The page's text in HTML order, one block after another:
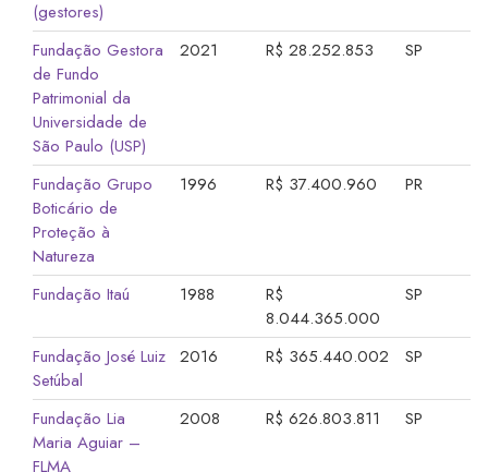
(gestores)
Fundação Gestora
de Fundo
Patrimonial da
Universidade de
São Paulo (USP)
2021 R$ 28.252.853 SP
Fundação Grupo
Boticário de
Proteção à
Natureza
1996 R$ 37.400.960 PR
Fundação Itaú 1988
R$
8.044.365.000
SP
Fundação José Luiz
Setúbal
2016 R$ 365.440.002 SP
Fundação Lia
Maria Aguiar –
FLMA
2008 R$ 626.803.811 SP